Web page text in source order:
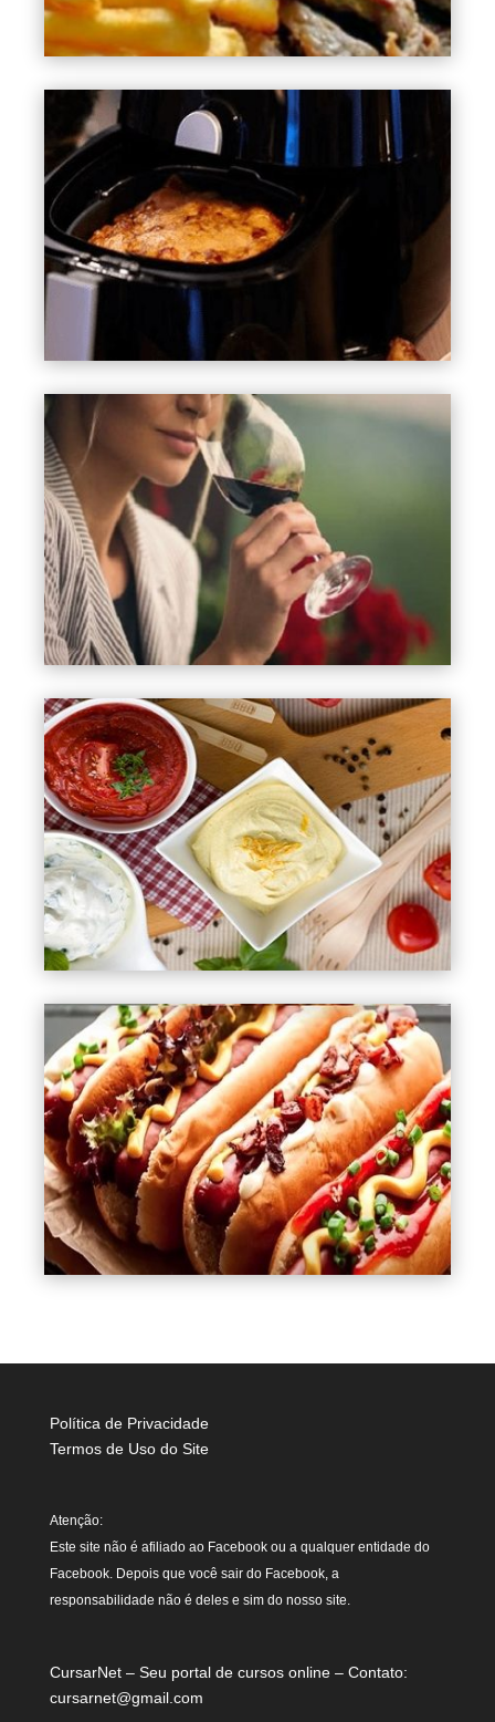
Política de Privacidade
Termos de Uso do Site
Atenção:
Este site não é afiliado ao Facebook ou a qualquer entidade do
Facebook. Depois que você sair do Facebook, a
responsabilidade não é deles e sim do nosso site.
CursarNet – Seu portal de cursos online – Contato:
cursarnet@gmail.com